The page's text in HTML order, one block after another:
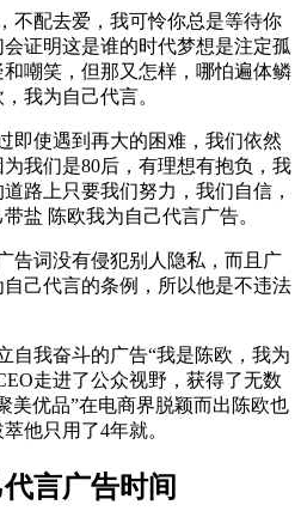
不配去爱，我可怜你总是等待你
证明这是谁的时代梦想是注定孤
嘲笑，但那又怎样，哪怕遍体鳞
我为自己代言。
即使遇到再大的困难，我们依然
我们是80后，有理想有抱负，我
路上只要我们努力，我们自信，
盐 陈欧我为自己代言广告。
告词没有侵犯别人隐私，而且广
己代言的条例，所以他是不违法
自我奋斗的广告“我是陈欧，我为
走进了公众视野，获得了无数
美优品”在电商界脱颖而出陈欧也
他只用了4年就。
言广告时间